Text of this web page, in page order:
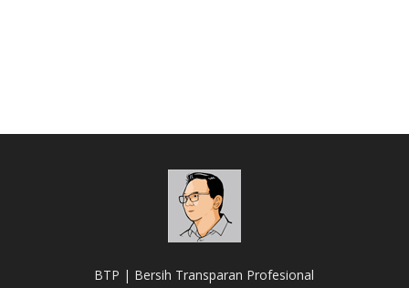
BTP | Bersih Transparan Profesional